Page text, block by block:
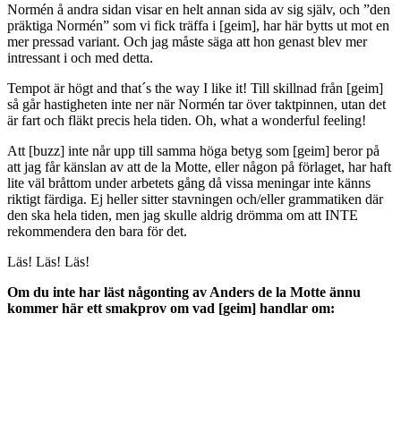
Normén å andra sidan visar en helt annan sida av sig själv, och ”den
präktiga Normén” som vi fick träffa i [geim], har här bytts ut mot en
mer pressad variant. Och jag måste säga att hon genast blev mer
intressant i och med detta.
Tempot är högt and that´s the way I like it! Till skillnad från [geim]
så går hastigheten inte ner när Normén tar över taktpinnen, utan det
är fart och fläkt precis hela tiden. Oh, what a wonderful feeling!
Att [buzz] inte når upp till samma höga betyg som [geim] beror på
att jag får känslan av att de la Motte, eller någon på förlaget, har haft
lite väl bråttom under arbetets gång då vissa meningar inte känns
riktigt färdiga. Ej heller sitter stavningen och/eller grammatiken där
den ska hela tiden, men jag skulle aldrig drömma om att INTE
rekommendera den bara för det.
Läs! Läs! Läs!
Om du inte har läst någonting av Anders de la Motte ännu
kommer här ett smakprov om vad [geim] handlar om: